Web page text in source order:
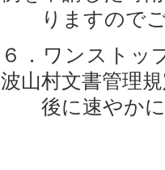
りますのでご
６．ワンストッ
波山村文書管理
後に速やかに